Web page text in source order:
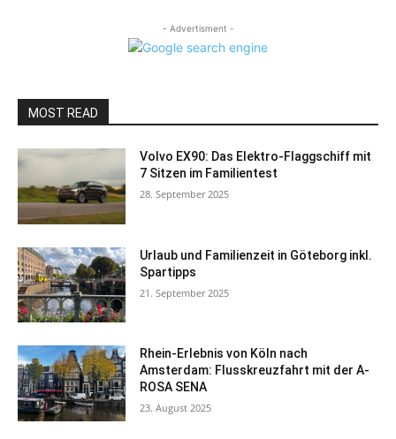
- Advertisment -
MOST READ
Volvo EX90: Das Elektro-Flaggschiff mit
7 Sitzen im Familientest
28. September 2025
Urlaub und Familienzeit in Göteborg inkl.
Spartipps
21. September 2025
Rhein-Erlebnis von Köln nach
Amsterdam: Flusskreuzfahrt mit der A-
ROSA SENA
23. August 2025